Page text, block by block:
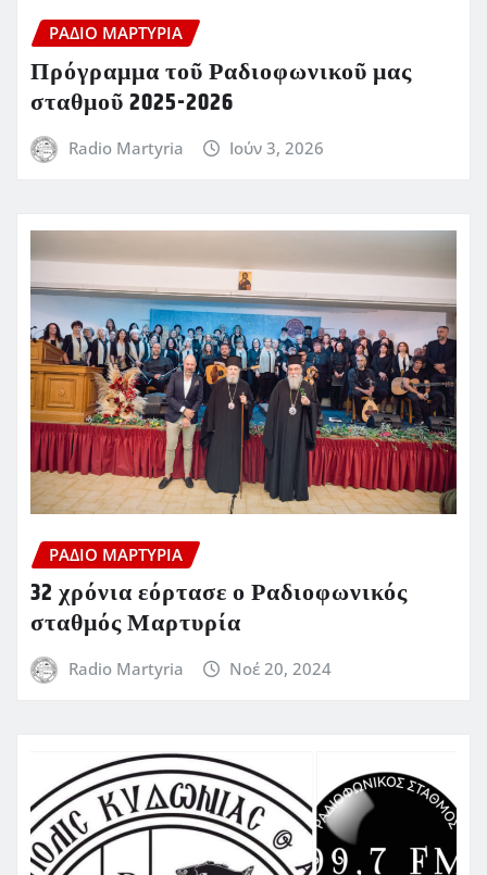
ΡΆΔΙΟ ΜΑΡΤΥΡΊΑ
Πρόγραμμα τοῦ Ραδιοφωνικοῦ μας
σταθμοῦ 2025-2026
Radio Martyria Ιούν 3, 2026
ΡΆΔΙΟ ΜΑΡΤΥΡΊΑ
32 χρόνια εόρτασε ο Ραδιοφωνικός
σταθμός Μαρτυρία
Radio Martyria Νοέ 20, 2024